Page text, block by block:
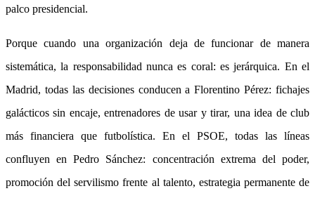
palco presidencial.
Porque cuando una organización deja de funcionar de manera
sistemática, la responsabilidad nunca es coral: es jerárquica. En el
Madrid, todas las decisiones conducen a Florentino Pérez: fichajes
galácticos sin encaje, entrenadores de usar y tirar, una idea de club
más financiera que futbolística. En el PSOE, todas las líneas
confluyen en Pedro Sánchez: concentración extrema del poder,
promoción del servilismo frente al talento, estrategia permanente de